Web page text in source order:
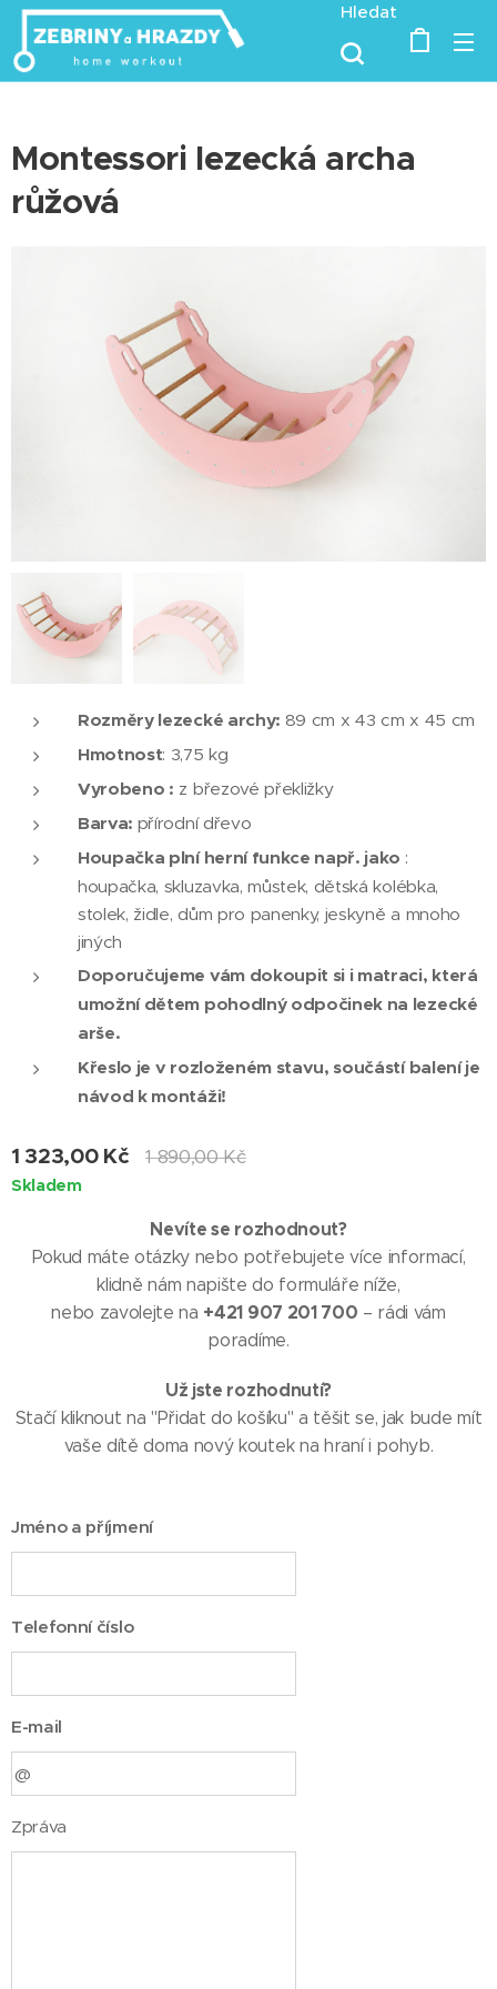
Hledat
Montessori lezecká archa
růžová
Rozměry lezecké archy: 89 cm x 43 cm x 45 cm
Hmotnost: 3,75 kg
Vyrobeno : z březové překližky
Barva: přírodní dřevo
Houpačka plní herní funkce např. jako :
houpačka, skluzavka, můstek, dětská kolébka,
stolek, židle, dům pro panenky, jeskyně a mnoho
jiných
Doporučujeme vám dokoupit si i matraci, která
umožní dětem pohodlný odpočinek na lezecké
arše.
Křeslo je v rozloženém stavu, součástí balení je
návod k montáži!
1 323,00Kč 1 890,00Kč
Skladem
Nevíte se rozhodnout?
Pokud máte otázky nebo potřebujete více informací,
klidně nám napište do formuláře níže,
nebo zavolejte na +421 907 201 700 – rádi vám
poradíme.
Už jste rozhodnutí?
Stačí kliknout na "Přidat do košíku" a těšit se, jak bude mít
vaše dítě doma nový koutek na hraní i pohyb.
Jméno a příjmení
Telefonní číslo
E-mail
Zpráva